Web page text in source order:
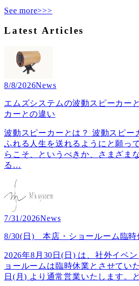
See more>>>
Latest Articles
8/8/2026News
エムズシステムの波動スピーカー
カーとの違い
波動スピーカーとは？ 波動スピー
ふれる人生を送れるようにと願っ
らこそ、というべきか、さまざま
る …
7/31/2026News
8/30(日) 本店・ショールーム臨時
2026年8月30日(日) は、社外イベ
ョールームは臨時休業とさせてい
日(月) より通常営業いたします。